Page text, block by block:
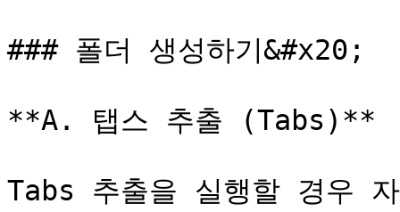
### 폴더 생성하기&#x20;
**A. 탭스 추출 (Tabs)**
Tabs 추출을 실행할 경우